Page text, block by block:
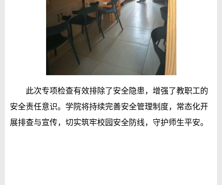
此次专项检查有效排除了安全隐患，增强了教职工的
安全责任意识。学院将持续完善安全管理制度，常态化开
展排查与宣传，切实筑牢校园安全防线，守护师生平安。